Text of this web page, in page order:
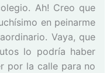
Ah! Creo que
en peinarme
Vaya, que
lo podría haber
por la calle para no